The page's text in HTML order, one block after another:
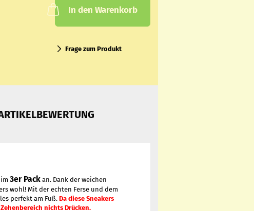
In den Warenkorb
Frage zum Produkt
3er Pack an. Dank der weichen
wohl! Mit der echten Ferse und dem
perfekt am Fuß.Da diese Sneakers
nichts Drücken.